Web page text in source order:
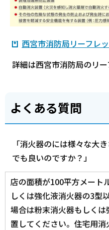
西宮市消防局リーフレ
詳細は西宮市消防局のリ
よくある質問
「消火器のには様々な大
でも良いのですか？」
店の面積が100平方メート
しくは強化液消火器の3型
場合は粉末消火器もしく
置してください。住宅用消